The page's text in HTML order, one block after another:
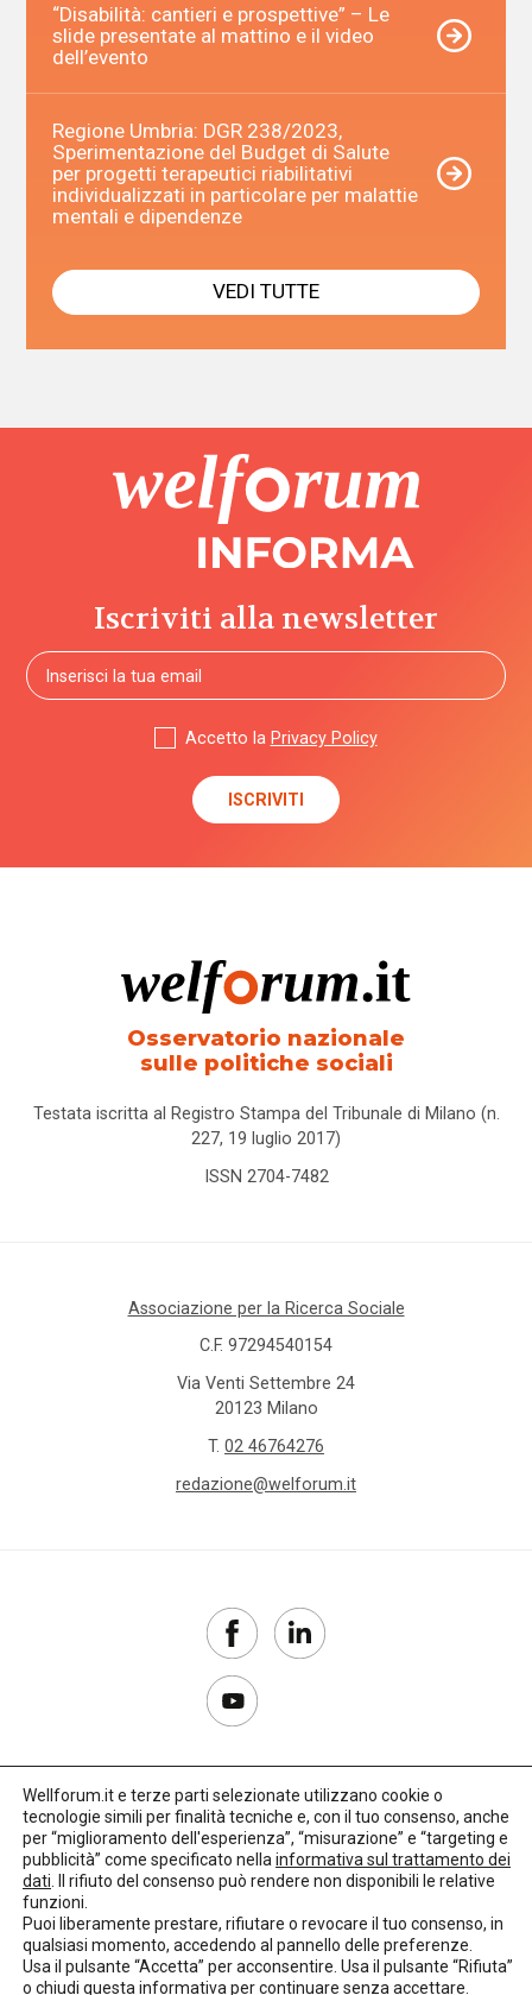
“Disabilità: cantieri e prospettive” – Le
slide presentate al mattino e il video
dell’evento
Regione Umbria: DGR 238/2023,
Sperimentazione del Budget di Salute
per progetti terapeutici riabilitativi
individualizzati in particolare per malattie
mentali e dipendenze
VEDI TUTTE
Iscriviti alla newsletter
Accetto la Privacy Policy
Osservatorio nazionale
sulle politiche sociali
Testata iscritta al Registro Stampa del Tribunale di Milano (n.
227, 19 luglio 2017)
ISSN 2704-7482
Associazione per la Ricerca Sociale
C.F. 97294540154
Via Venti Settembre 24
20123 Milano
T. 02 46764276
redazione@welforum.it
Copyright 2017–2026
Privacy Policy
Credits: LO Studio
Wellforum.it e terze parti selezionate utilizzano cookie o
tecnologie simili per finalità tecniche e, con il tuo consenso, anche
per “miglioramento dell'esperienza”, “misurazione” e “targeting e
pubblicità” come specificato nella informativa sul trattamento dei
dati . Il rifiuto del consenso può rendere non disponibili le relative
funzioni.
Puoi liberamente prestare, rifiutare o revocare il tuo consenso, in
qualsiasi momento, accedendo al pannello delle preferenze.
Usa il pulsante “Accetta” per acconsentire. Usa il pulsante “Rifiuta”
o chiudi questa informativa per continuare senza accettare.